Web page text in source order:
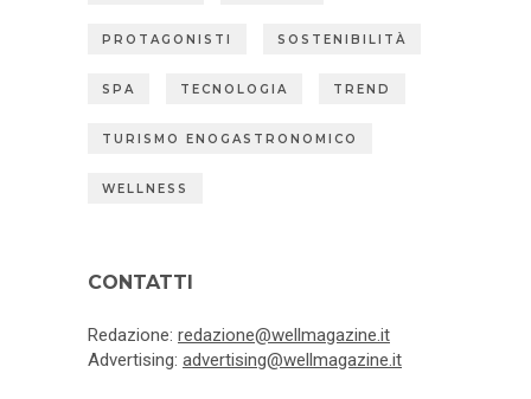
PROTAGONISTI SOSTENIBILITÀ
SPA TECNOLOGIA TREND
TURISMO ENOGASTRONOMICO
WELLNESS
CONTATTI
Redazione: redazione@wellmagazine.it
Advertising: advertising@wellmagazine.it